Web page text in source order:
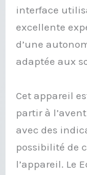
interface
excellente
d’une
adaptée aux
Cet appareil
partir à
avec des
possibilité de
l’appareil. Le